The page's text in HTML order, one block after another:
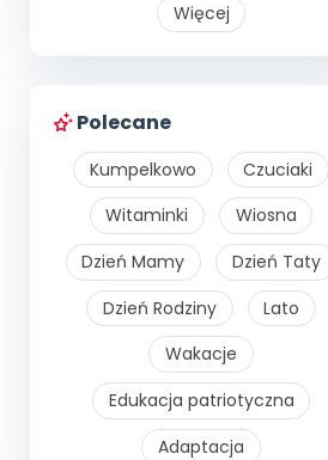
Więcej
Polecane
Kumpelkowo
Czuciaki
Witaminki
Wiosna
Dzień Mamy
Dzień Taty
Dzień Rodziny
Lato
Wakacje
Edukacja patriotyczna
Adaptacja